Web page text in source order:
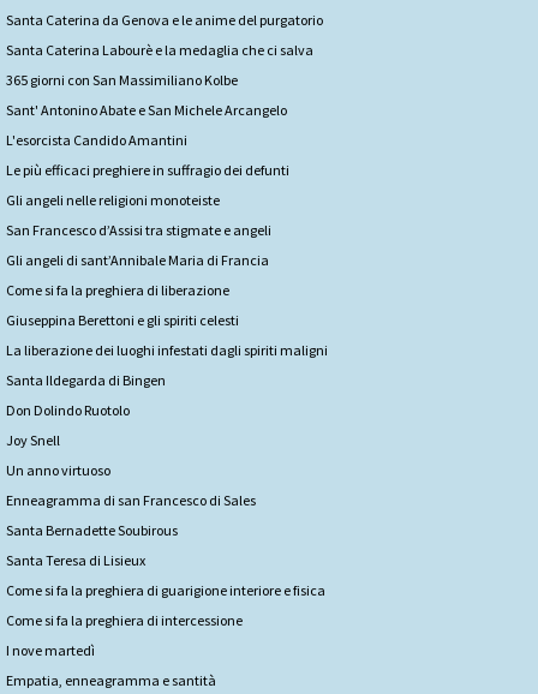
Santa Caterina da Genova e le anime del purgatorio
Santa Caterina Labourè e la medaglia che ci salva
365 giorni con San Massimiliano Kolbe
Sant' Antonino Abate e San Michele Arcangelo
L'esorcista Candido Amantini
Le più efficaci preghiere in suffragio dei defunti
Gli angeli nelle religioni monoteiste
San Francesco d’Assisi tra stigmate e angeli
Gli angeli di sant’Annibale Maria di Francia
Come si fa la preghiera di liberazione
Giuseppina Berettoni e gli spiriti celesti
La liberazione dei luoghi infestati dagli spiriti maligni
Santa Ildegarda di Bingen
Don Dolindo Ruotolo
Joy Snell
Un anno virtuoso
Enneagramma di san Francesco di Sales
Santa Bernadette Soubirous
Santa Teresa di Lisieux
Come si fa la preghiera di guarigione interiore e fisica
Come si fa la preghiera di intercessione
I nove martedì
Empatia, enneagramma e santità